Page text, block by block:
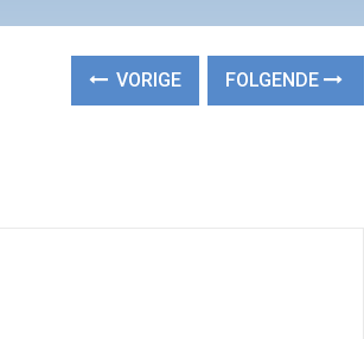
VORIGE FOLGENDE